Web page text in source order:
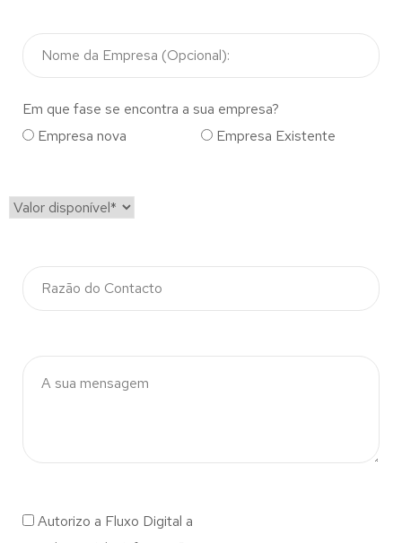
Em que fase se encontra a sua empresa?
Empresa nova
Empresa Existente
Autorizo a Fluxo Digital a